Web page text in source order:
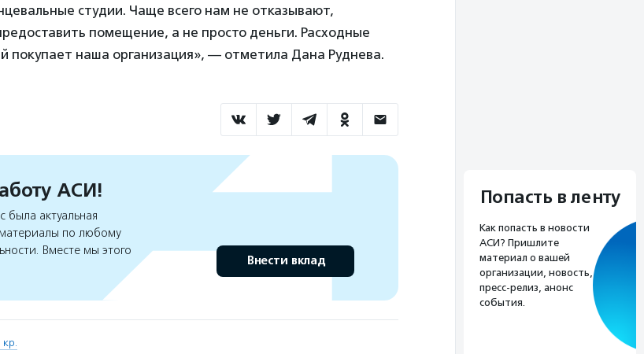
студии. Чаще всего нам не отказывают,
помещение, а не просто деньги. Расходные
покупает наша организация», — отметила Дана Руднева.
АСИ!
актуальная
по любому
Вместе мы этого
Внести вклад
Попасть в ленту
Как попасть в новости
АСИ? Пришлите
материал о вашей
организации, новость,
пресс-релиз, анонс
события.